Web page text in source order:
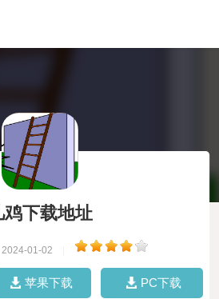
鸡下载地址
2024-01-02
苹果下载 PC下载